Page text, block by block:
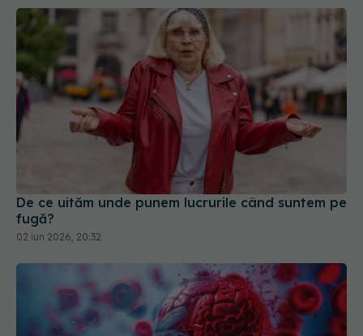
De ce uităm unde punem lucrurile când suntem pe